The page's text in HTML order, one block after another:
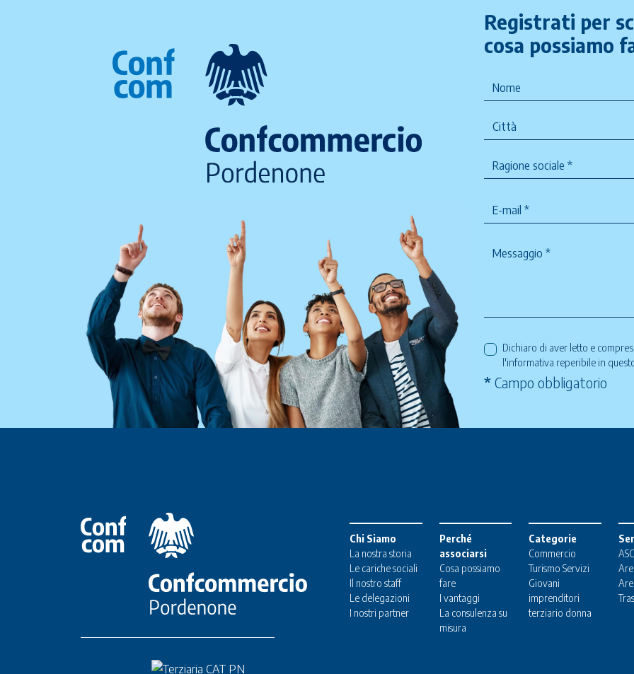
Registrati per
cosa possiamo
Dichiaro di aver letto e
l'informativa reperibile in
* Campo obbligatorio
Chi Siamo
La nostra storia
Le cariche sociali
Il nostro staff
Le delegazioni
I nostri partner
Perché
associarsi
Cosa possiamo
fare
I vantaggi
La consulenza su
misura
Categorie
Commercio
Turismo Servizi
Giovani
imprenditori
terziario donna